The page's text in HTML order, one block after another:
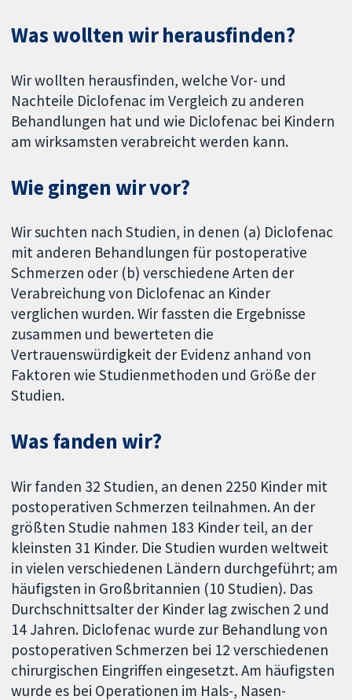
Was wollten wir herausfinden?
Wir wollten herausfinden, welche Vor- und
Nachteile Diclofenac im Vergleich zu anderen
Behandlungen hat und wie Diclofenac bei Kindern
am wirksamsten verabreicht werden kann.
Wie gingen wir vor?
Wir suchten nach Studien, in denen (a) Diclofenac
mit anderen Behandlungen für postoperative
Schmerzen oder (b) verschiedene Arten der
Verabreichung von Diclofenac an Kinder
verglichen wurden. Wir fassten die Ergebnisse
zusammen und bewerteten die
Vertrauenswürdigkeit der Evidenz anhand von
Faktoren wie Studienmethoden und Größe der
Studien.
Was fanden wir?
Wir fanden 32 Studien, an denen 2250 Kinder mit
postoperativen Schmerzen teilnahmen. An der
größten Studie nahmen 183 Kinder teil, an der
kleinsten 31 Kinder. Die Studien wurden weltweit
in vielen verschiedenen Ländern durchgeführt; am
häufigsten in Großbritannien (10 Studien). Das
Durchschnittsalter der Kinder lag zwischen 2 und
14 Jahren. Diclofenac wurde zur Behandlung von
postoperativen Schmerzen bei 12 verschiedenen
chirurgischen Eingriffen eingesetzt. Am häufigsten
wurde es bei Operationen im Hals-, Nasen-